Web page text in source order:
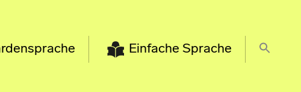
Einfache Sprache